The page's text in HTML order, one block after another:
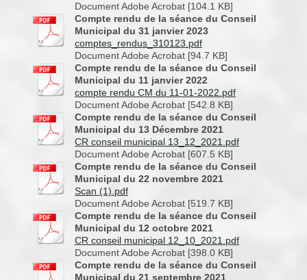
Document Adobe Acrobat [104.1 KB]
Compte rendu de la séance du Conseil
Municipal du 31 janvier 2023
comptes_rendus_310123.pdf
Document Adobe Acrobat [94.7 KB]
Compte rendu de la séance du Conseil
Municipal du 11 janvier 2022
compte rendu CM du 11-01-2022.pdf
Document Adobe Acrobat [542.8 KB]
Compte rendu de la séance du Conseil
Municipal du 13 Décembre 2021
CR conseil municipal 13_12_2021.pdf
Document Adobe Acrobat [607.5 KB]
Compte rendu de la séance du Conseil
Municipal du 22 novembre 2021
Scan (1).pdf
Document Adobe Acrobat [519.7 KB]
Compte rendu de la séance du Conseil
Municipal du 12 octobre 2021
CR conseil municipal 12_10_2021.pdf
Document Adobe Acrobat [398.0 KB]
Compte rendu de la séance du Conseil
Municipal du 21 septembre 2021